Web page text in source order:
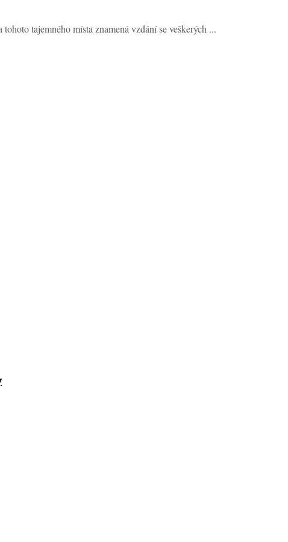
tajemného místa znamená vzdání se veškerých ...